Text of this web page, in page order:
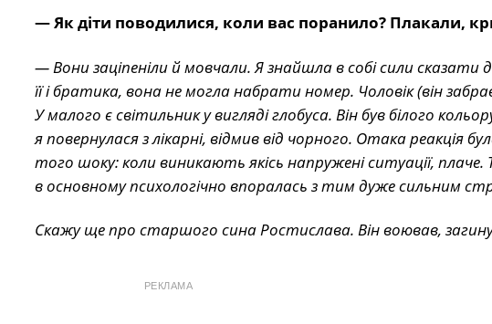
— Як діти поводилися, коли вас поранило? Плакали,
— Вони заціпеніли й мовчали. Я знайшла в собі сили сказати
її і братика, вона не могла набрати номер. Чоловік (він
У малого є світильник у вигляді глобуса. Він був білого
я повернулася з лікарні, відмив від чорного. Отака реакція
того шоку: коли виникають якісь напружені ситуації,
в основному психологічно впоралась з тим дуже сильним
Скажу ще про старшого сина Ростислава. Він воював,
РЕКЛАМА